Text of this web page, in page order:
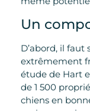
Un
D’abord, il faut
extrêmement
étude de Hart
de 1 500
chiens en